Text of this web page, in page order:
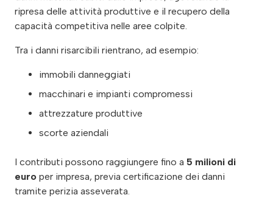
ripresa delle attività produttive e il recupero della
capacità competitiva nelle aree colpite.
Tra i danni risarcibili rientrano, ad esempio:
immobili danneggiati
macchinari e impianti compromessi
attrezzature produttive
scorte aziendali
I contributi possono raggiungere fino a 5 milioni di
euro per impresa, previa certificazione dei danni
tramite perizia asseverata.